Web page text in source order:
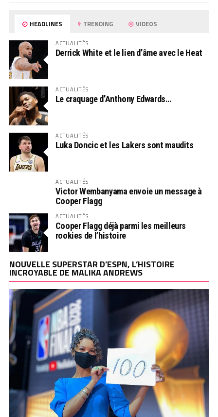
HEADLINES TRENDING VIDEOS
ACTUALITÉS
Derrick White et le lien d’âme avec le Heat
ACTUALITÉS
Le craquage d’Anthony Edwards…
ACTUALITÉS
Luka Doncic et les Lakers sont maudits
ACTUALITÉS
Victor Wembanyama envoie un message à
Cooper Flagg
ACTUALITÉS
Cooper Flagg déjà parmi les meilleurs
rookies de l’histoire
NOUVELLE SUPERSTAR D’ESPN, L’HISTOIRE
INCROYABLE DE MALIKA ANDREWS